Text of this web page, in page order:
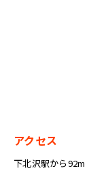
アクセス
下北沢駅から92m